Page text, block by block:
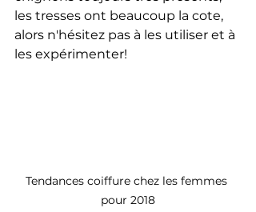
les tresses ont beaucoup la cote,
alors n'hésitez pas à les utiliser et à
les expérimenter!
Tendances coiffure chez les femmes
pour 2018